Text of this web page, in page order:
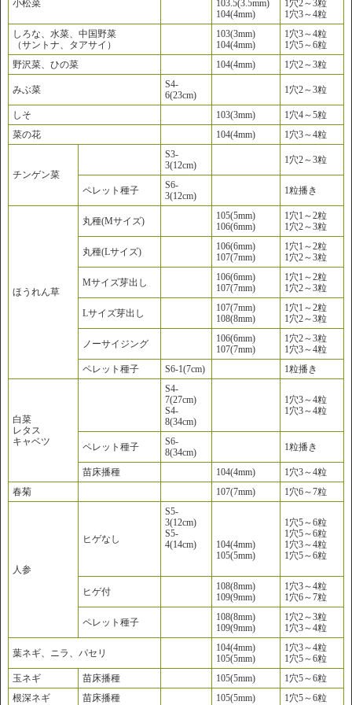
小松菜
103.5(3.5mm)
104(4mm)
1穴2～3粒
1穴3～4粒
しろな、水菜、中国野菜
（サントナ、タアサイ）
103(3mm)
104(4mm)
1穴3～4粒
1穴5～6粒
野沢菜、ひの菜
104(4mm) 1穴2～3粒
みぶ菜
S4-
6(23cm)
1穴2～3粒
しそ 103(3mm)
1穴4～5粒
菜の花
104(4mm) 1穴3～4粒
チンゲン菜
S3-
3(12cm)
1穴2～3粒
ペレット種子
S6-
3(12cm)
1粒播き
ほうれん草
丸種(Mサイズ)
105(5mm)
106(6mm)
1穴1～2粒
1穴2～3粒
丸種(Lサイズ)
106(6mm)
107(7mm)
1穴1～2粒
1穴2～3粒
Mサイズ芽出し
106(6mm)
107(7mm)
1穴1～2粒
1穴2～3粒
Lサイズ芽出し
107(7mm)
108(8mm)
1穴1～2粒
1穴2～3粒
ノーサイジング
106(6mm)
107(7mm)
1穴2～3粒
1穴3～4粒
ペレット種子
S6-1(7cm) 1粒播き
白菜
レタス
キャベツ
S4-
7(27cm)
S4-
8(34cm)
1穴3～4粒
1穴3～4粒
ペレット種子
S6-
8(34cm)
1粒播き
苗床播種 104(4mm)
1穴3～4粒
春菊
107(7mm) 1穴6～7粒
人参
ヒゲなし
S5-
3(12cm)
S5-
4(14cm)
104(4mm)
105(5mm)
1穴5～6粒
1穴5～6粒
1穴3～4粒
1穴5～6粒
ヒゲ付
108(8mm)
109(9mm)
1穴3～4粒
1穴6～7粒
ペレット種子
108(8mm)
109(9mm)
1穴2～3粒
1穴3～4粒
葉ネギ、ニラ、パセリ
104(4mm)
105(5mm)
1穴3～4粒
1穴5～6粒
玉ネギ
苗床播種 105(5mm)
1穴5～6粒
根深ネギ
苗床播種 105(5mm) 1穴5～6粒